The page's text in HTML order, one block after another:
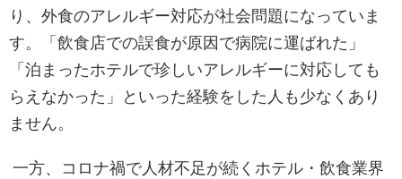
り、外食のアレルギー対応が社会問題になっていま
す。「飲食店での誤食が原因で病院に運ばれた」
「泊まったホテルで珍しいアレルギーに対応しても
らえなかった」といった経験をした人も少なくあり
ません。
一方、コロナ禍で人材不足が続くホテル・飲食業界